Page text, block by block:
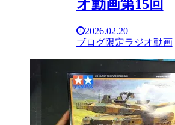
オ動画第15回
2026.02.20
ブログ限定ラジオ動画